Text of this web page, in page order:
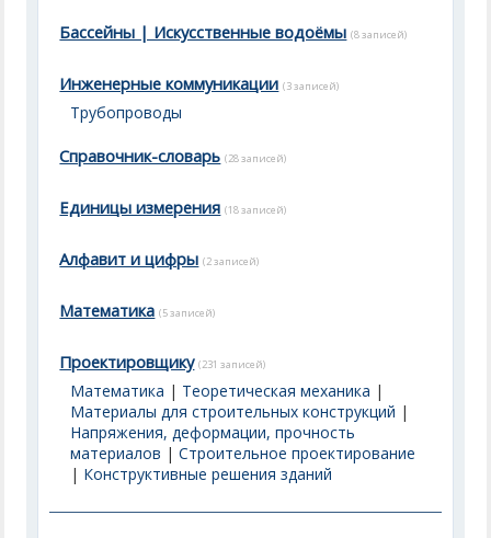
Бассейны | Искусственные водоёмы (8 записей)
Инженерные коммуникации (3 записей)
Трубопроводы
Справочник-словарь (28 записей)
Единицы измерения (18 записей)
Алфавит и цифры (2 записей)
Математика (5 записей)
Проектировщику (231 записей)
Математика | Теоретическая механика |
Материалы для строительных конструкций |
Напряжения, деформации, прочность
материалов |Строительное проектирование
| Конструктивные решения зданий